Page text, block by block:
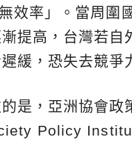
效率」。當周圍
提高，台灣若自
緩，恐失去競爭
是，亞洲協會政
Policy